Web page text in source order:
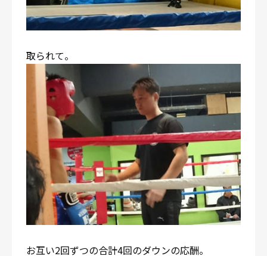
取られて。
お互い2回ずつの合計4回のダウンの応酬。